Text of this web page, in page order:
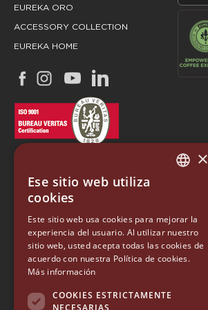
EUREKA ORO
ACCESSORY COLLECTION
EUREKA HOME
EUREKA
Conti Valerio S.r.l.
Via Luigi Longo 39/41
50019, Sesto Fiorentino (FI) - ITALY
Fax +39 055 4200010
GERMAN
SPANISH
×
Ese sitio web utiliza
cookies
Este sitio web usa cookies para mejorar la
experiencia del usuario. Al utilizar nuestro
sitio web, usted acepta todas las cookies de
acuerdo con nuestra Política de cookies.
Más información
COOKIES ESTRICTAMENTE
NECESARIAS